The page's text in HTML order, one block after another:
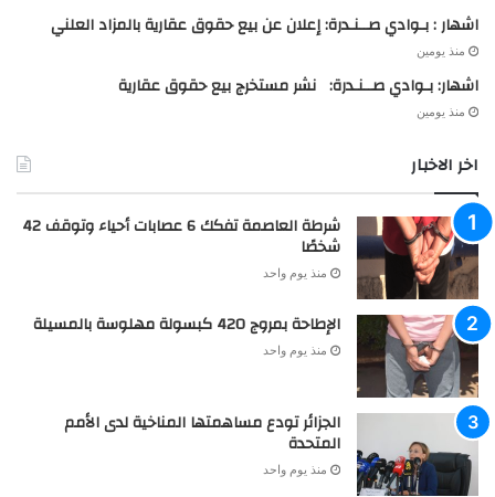
اشهار : بـوادي صــنـدرة: إعلان عن بيع حقوق عقارية بالمزاد العلني
منذ يومين
اشهار: بـوادي صــنـدرة: نشر مستخرج بيع حقوق عقارية
منذ يومين
اخر الاخبار
شرطة العاصمة تفكك 6 عصابات أحياء وتوقف 42
شخصًا
منذ يوم واحد
الإطاحة بمروج 420 كبسولة مهلوسة بالمسيلة
منذ يوم واحد
الجزائر تودع مساهمتها المناخية لدى الأمم
المتحدة
منذ يوم واحد